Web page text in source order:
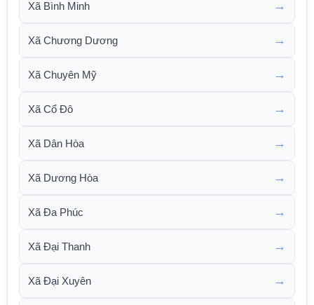
Xã Bình Minh →
Xã Chương Dương →
Xã Chuyên Mỹ →
Xã Cổ Đô →
Xã Dân Hòa →
Xã Dương Hòa →
Xã Đa Phúc →
Xã Đại Thanh →
Xã Đại Xuyên →